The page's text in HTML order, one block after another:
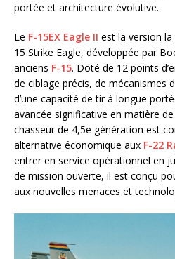
portée et architecture évolutive.
Le F-15EX Eagle II est la version
15 Strike Eagle, développée par
anciens F-15. Doté de 12 points
de ciblage précis, de mécanismes
d’une capacité de tir à longue
avancée significative en matière
chasseur de 4,5e génération est
alternative économique aux F-22
entrer en service opérationnel en
de mission ouverte, il est conçu
aux nouvelles menaces et